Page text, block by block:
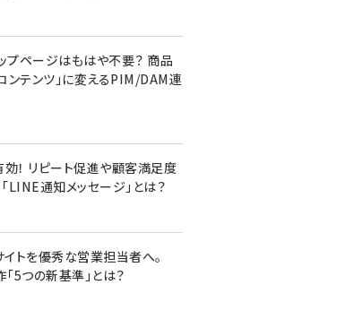
プページはもはや不要？ 商品
ンテンツ」に変えるPIM/DAM連
！ リピート促進や顧客満足度
LINE通知メッセージ」とは？
トを優秀な営業担当者へ。
5つの新基準」とは？